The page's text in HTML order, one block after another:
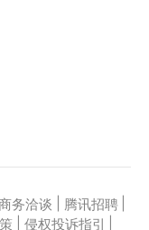
务洽谈 腾讯招聘
侵权投诉指引